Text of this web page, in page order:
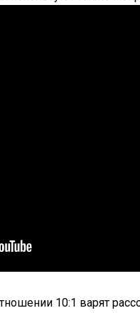
10:1 варят